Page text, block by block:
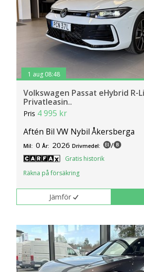
1 aug 08:48
Volkswagen Passat eHybrid R-
Privatleasin..
Pris 4 995 kr
Aftén Bil VW Nybil Åkersberga
Mil: 0 År: 2026 Drivmedel: /
Gratis historik
Räkna på försäkring
Jämför